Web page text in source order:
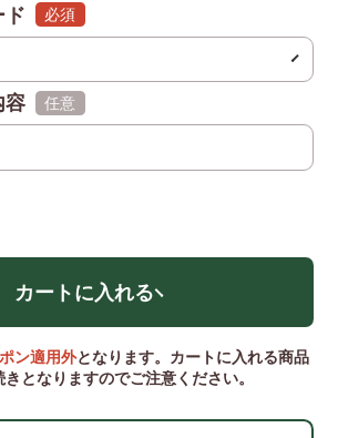
ド
(必須)
容
(任意)
カートに入れる
ン適用外となります。カートに入れる商品
となりますのでご注意ください。